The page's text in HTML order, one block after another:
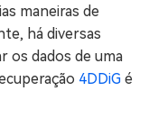
maneiras de
há diversas
os dados de uma
4DDiG é